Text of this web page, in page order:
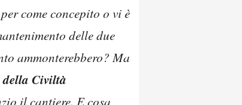
come concepito o vi è
delle due
ammonterebbero? Ma
Civiltà
il cantiere. E cosa